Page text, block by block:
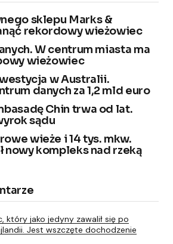
sklepu Marks &
rekordowy wieżowiec
W centrum miasta ma
wieżowiec
w Australii.
danych za 1,2 mld euro
Chin trwa od lat.
sądu
wieże i 14 tys. mkw.
nowy kompleks nad rzeką
który jako jedyny zawalił się po
Jest wszczęte dochodzenie